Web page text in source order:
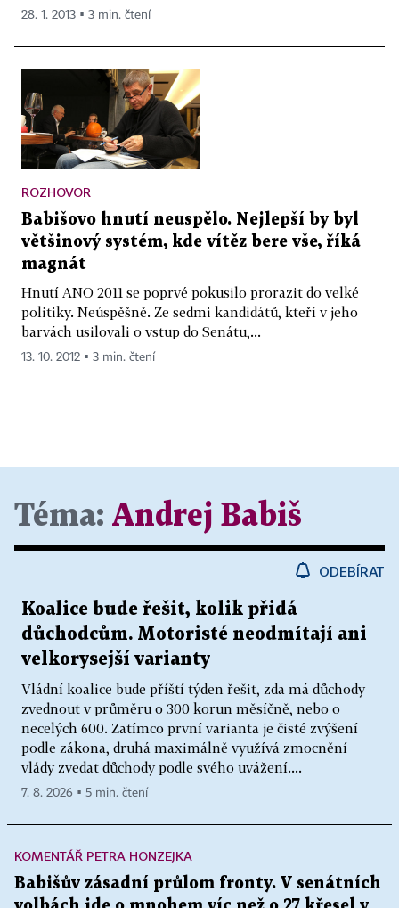
28. 1. 2013 ▪ 3 min. čtení
ROZHOVOR
Babišovo hnutí neuspělo. Nejlepší by byl
většinový systém, kde vítěz bere vše, říká
magnát
Hnutí ANO 2011 se poprvé pokusilo prorazit do velké
politiky. Neúspěšně. Ze sedmi kandidátů, kteří v jeho
barvách usilovali o vstup do Senátu,...
13. 10. 2012 ▪ 3 min. čtení
Téma: Andrej Babiš
ODEBÍRAT
Koalice bude řešit, kolik přidá
důchodcům. Motoristé neodmítají ani
velkorysejší varianty
Vládní koalice bude příští týden řešit, zda má důchody
zvednout v průměru o 300 korun měsíčně, nebo o
necelých 600. Zatímco první varianta je čisté zvýšení
podle zákona, druhá maximálně využívá zmocnění
vlády zvedat důchody podle svého uvážení....
7. 8. 2026 ▪ 5 min. čtení
KOMENTÁŘ PETRA HONZEJKA
Babišův zásadní průlom fronty. V senátních